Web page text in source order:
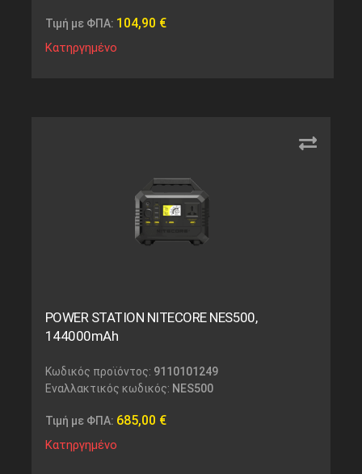
Τιμή με ΦΠΑ: 104,90 €
Κατηργημένο
POWER STATION NITECORE NES500,
144000mAh
Κωδικός προϊόντος: 9110101249
Εναλλακτικός κωδικός: NES500
Τιμή με ΦΠΑ: 685,00 €
Κατηργημένο